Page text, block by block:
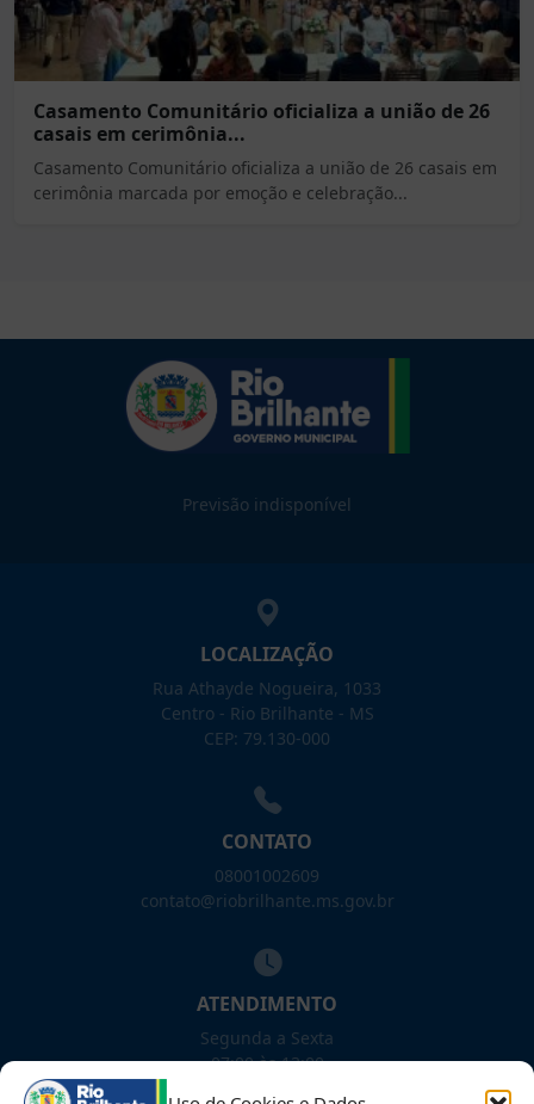
Casamento Comunitário oficializa a união de 26
casais em cerimônia...
Casamento Comunitário oficializa a união de 26 casais em
cerimônia marcada por emoção e celebração...
Previsão indisponível
LOCALIZAÇÃO
Rua Athayde Nogueira, 1033
Centro - Rio Brilhante - MS
CEP: 79.130-000
CONTATO
08001002609
contato@riobrilhante.ms.gov.br
ATENDIMENTO
Segunda a Sexta
07:00 às 13:00